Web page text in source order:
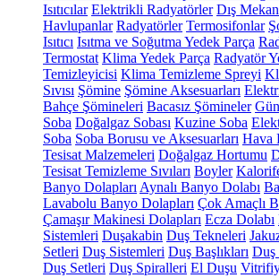
Isıtıcılar Elektrikli Radyatörler Dış Mekan
Havlupanlar Radyatörler Termosifonlar
Isıtıcı Isıtma ve Soğutma Yedek Parça
Termostat Klima Yedek Parça Radyatör
Temizleyicisi Klima Temizleme Spreyi
Sıvısı Şömine Şömine Aksesuarları
Bahçe Şömineleri Bacasız Şömineler
Soba Doğalgaz Sobası Kuzine Soba
Soba Soba Borusu ve Aksesuarları Hava
Tesisat Malzemeleri Doğalgaz Hortumu
Tesisat Temizleme Sıvıları Boyler
Banyo Dolapları Aynalı Banyo Dolabı
Lavabolu Banyo Dolapları Çok Amaçlı
Çamaşır Makinesi Dolapları Ecza Dolabı
Sistemleri Duşakabin Duş Tekneleri
Setleri Duş Sistemleri Duş Başlıkları Duş
Duş Setleri Duş Spiralleri El Duşu